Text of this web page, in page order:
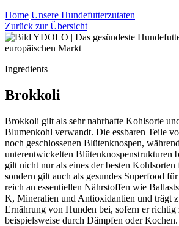
Home Unsere Hundefutterzutaten
Zurück zur Übersicht
Ingredients
Brokkoli
Brokkoli gilt als sehr nahrhafte Kohlsorte
Blumenkohl verwandt. Die essbaren Teile
noch geschlossenen Blütenknospen,
unterentwickelten Blütenknospenstrukturen
gilt nicht nur als eines der besten Kohlsorten
sondern gilt auch als gesundes Superfood
reich an essentiellen Nährstoffen wie
K, Mineralien und Antioxidantien und trägt
Ernährung von Hunden bei, sofern er richtig
beispielsweise durch Dämpfen oder Kochen.